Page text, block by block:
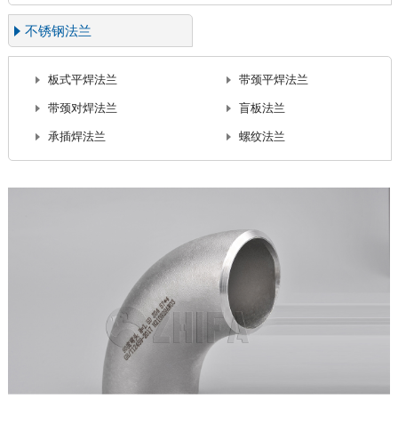
不锈钢法兰
板式平焊法兰 带颈平焊法兰
带颈对焊法兰 盲板法兰
承插焊法兰 螺纹法兰